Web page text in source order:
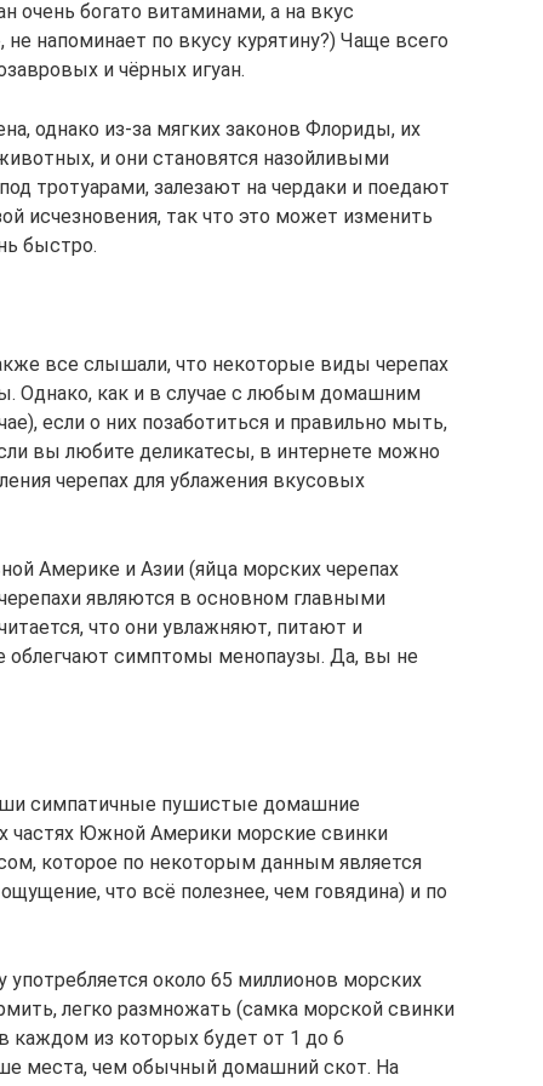
очень богато витаминами, а на вкус
напоминает по вкусу курятину?) Чаще всего
и чёрных игуан.
однако из-за мягких законов Флориды, их
и они становятся назойливыми
тротуарами, залезают на чердаки и поедают
исчезновения, так что это может изменить
быстро.
все слышали, что некоторые виды черепах
Однако, как и в случае с любым домашним
если о них позаботиться и правильно мыть,
вы любите деликатесы, в интернете можно
черепах для ублажения вкусовых
Америке и Азии (яйца морских черепах
являются в основном главными
что они увлажняют, питают и
облегчают симптомы менопаузы. Да, вы не
симпатичные пушистые домашние
Южной Америки морские свинки
которое по некоторым данным является
что всё полезнее, чем говядина) и по
около 65 миллионов морских
легко размножать (самка морской свинки
каждом из которых будет от 1 до 6
места, чем обычный домашний скот. На